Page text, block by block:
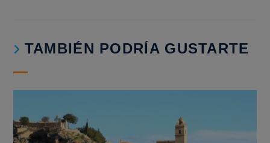
TAMBIÉN PODRÍA GUSTARTE